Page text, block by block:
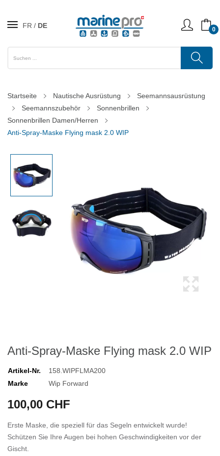
FR DE 0
Startseite Nautische Ausrüstung
Seemannsausrüstung
Seemannszubehör
Sonnenbrillen
Sonnenbrillen Damen/Herren
Anti-Spray-Maske Flying mask 2.0 WIP
Anti-Spray-Maske Flying mask 2.0 WIP
Artikel-Nr.
158.WIPFLMA200
Marke
Wip Forward
100,00 CHF
Erste Maske, die speziell für das Segeln entwickelt wurde!
Schützen Sie Ihre Augen bei hohen Geschwindigkeiten vor der
Gischt.